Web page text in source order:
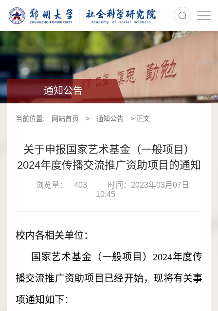
通知公告
当前位置: 网站首页 > 通知公告 > 正文
关于申报国家艺术基金（一般项目）
2024年度传播交流推广资助项目的通知
浏览量： 403
时间：2023年03月07日
10:45
校内各相关单位：
国家艺术基金（一般项目）2024年度传
播交流推广资助项目已经开始，现将有关事
项通知如下：